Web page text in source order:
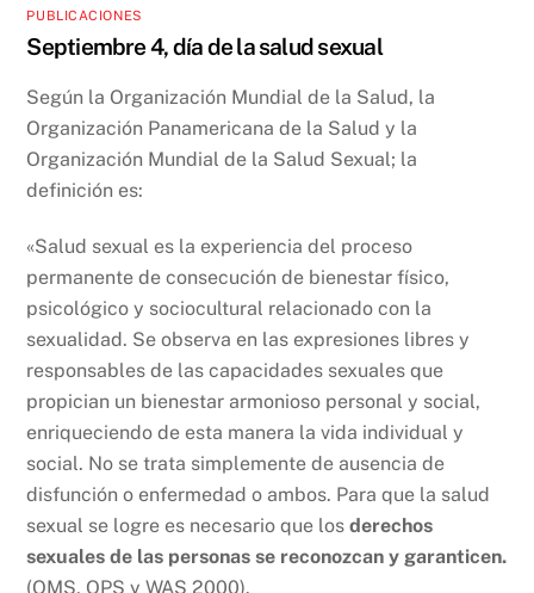
PUBLICACIONES
Septiembre 4, día de la salud sexual
Según la Organización Mundial de la Salud, la
Organización Panamericana de la Salud y la
Organización Mundial de la Salud Sexual; la
definición es:
«Salud sexual es la experiencia del proceso
permanente de consecución de bienestar físico,
psicológico y sociocultural relacionado con la
sexualidad. Se observa en las expresiones libres y
responsables de las capacidades sexuales que
propician un bienestar armonioso personal y social,
enriqueciendo de esta manera la vida individual y
social. No se trata simplemente de ausencia de
disfunción o enfermedad o ambos. Para que la salud
sexual se logre es necesario que losderechos
sexuales de las personas se reconozcan y garanticen.
(OMS, OPS y WAS 2000).